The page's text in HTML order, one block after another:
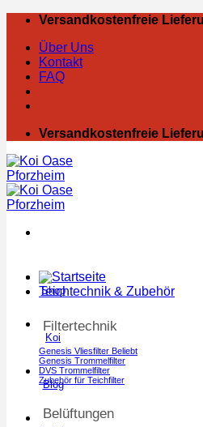
Zum
springen
Versandkostenfreie
Über Uns
Kontakt
FAQ
Versandkostenfreie
Shop
Koi
Blog
Teichtechnik & Zubehör
Filtertechnik
Genesis Vliesfilter
Genesis Trommelfilter
DVS Trommelfilter
Zubehör für Teichfilter
Belüftungen